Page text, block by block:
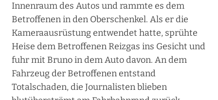
Innenraum des Autos und rammte es dem
Betroffenen in den Oberschenkel. Als er die
Kameraausrüstung entwendet hatte, sprühte
Heise dem Betroffenen Reizgas ins Gesicht und
fuhr mit Bruno in dem Auto davon. An dem
Fahrzeug der Betroffenen entstand
Totalschaden, die Journalisten blieben